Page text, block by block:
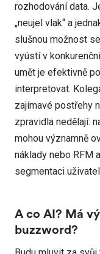
rozhodování data.
„neujel vlak“ a
slušnou možnost
vyústí v
umět je efektivně
interpretovat.
zajímavé postřehy
zpravidla nedělají:
mohou významně
náklady nebo RFM
segmentaci
A co AI? Má
buzzword?